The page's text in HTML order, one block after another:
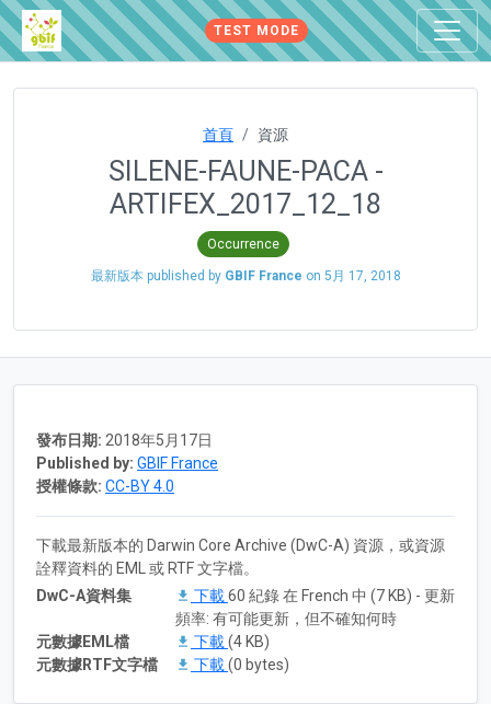
TEST MODE
首頁 資源
SILENE-FAUNE-PACA -
ARTIFEX_2017_12_18
Occurrence
最新版本 published by GBIF France on 5月 17, 2018
發布日期: 2018年5月17日
Published by: GBIF France
授權條款: CC-BY 4.0
下載最新版本的 Darwin Core Archive (DwC-A) 資源，或資源
詮釋資料的 EML 或 RTF 文字檔。
DwC-A資料集
下載60 紀錄 在 French 中 (7 KB) - 更新
頻率: 有可能更新，但不確知何時
元數據EML檔
下載(4 KB)
元數據RTF文字檔
下載(0 bytes)